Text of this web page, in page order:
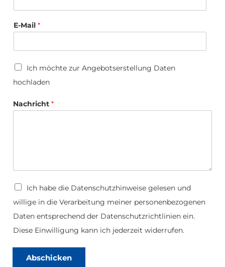
E-Mail *
*
*
U
l
a
d
Ich möchte zur Angebotserstellung Daten
hochladen
Nachricht *
D
t
e
n
s
h
Ich habe die Datenschutzhinweise gelesen und
willige in die Verarbeitung meiner personenbezogenen
Daten entsprechend der Datenschutzrichtlinien ein.
Diese Einwilligung kann ich jederzeit widerrufen.
Abschicken